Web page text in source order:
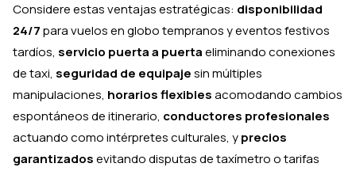
Considere estas ventajas estratégicas: disponibilidad
24/7para vuelos en globo tempranos y eventos festivos
tardíos, servicio puerta a puertaeliminando conexiones
de taxi, seguridad de equipajesin múltiples
manipulaciones, horarios flexiblesacomodando cambios
espontáneos de itinerario, conductores profesionales
actuando como intérpretes culturales, yprecios
garantizadosevitando disputas de taxímetro o tarifas